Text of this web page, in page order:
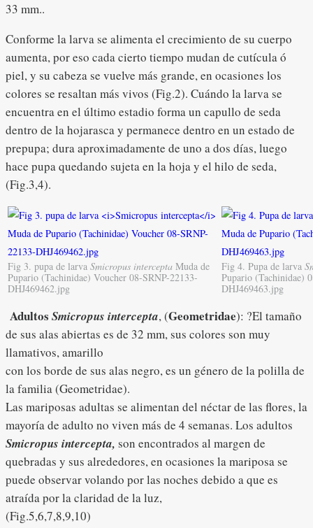
33 mm..
Conforme la larva se alimenta el crecimiento de su cuerpo
aumenta, por eso cada cierto tiempo mudan de cutícula ó
piel, y su cabeza se vuelve más grande, en ocasiones los
colores se resaltan más vivos (Fig.2). Cuándo la larva se
encuentra en el último estadio forma un capullo de seda
dentro de la hojarasca y permanece dentro en un estado de
prepupa; dura aproximadamente de uno a dos días, luego
hace pupa quedando sujeta en la hoja y el hilo de seda,
(Fig.3,4).
Fig 3. pupa de larva Smicropus intercepta Muda de
Pupario (Tachinidae) Voucher 08-SRNP-22133-
DHJ469462.jpg
Fig 4. Pupa de larva
Pupario (Tachinidae)
DHJ469463.jpg
Adultos Smicropus intercepta, (Geometridae): ?El tamaño
de sus alas abiertas es de 32 mm, sus colores son muy
llamativos, amarillo
con los borde de sus alas negro, es un género de la polilla de
la familia (Geometridae).
Las mariposas adultas se alimentan del néctar de las flores, la
mayoría de adulto no viven más de 4 semanas. Los adultos
Smicropus intercepta, son encontrados al margen de
quebradas y sus alrededores, en ocasiones la mariposa se
puede observar volando por las noches debido a que es
atraída por la claridad de la luz,
(Fig.5,6,7,8,9,10)